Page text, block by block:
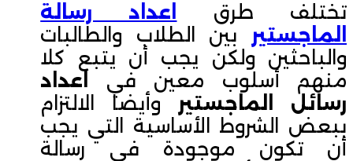
تختلف طرق
اعداد رسالة
الماجستير
بين الطلاب والطالبات
والباحثين ولكن يجب أن يتبع كلا
منهم أسلوب معين في
اعداد
رسائل الماجستير
وأيضا الالتزام
ببعض الشروط الأساسية التي يجب
أن تكون موجودة في رسالة